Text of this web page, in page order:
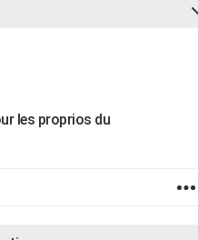
les proprios du